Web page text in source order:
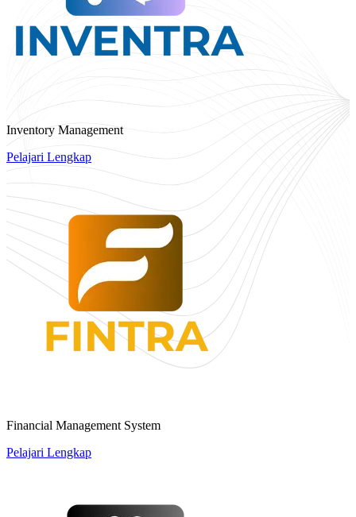
Inventory Management
Pelajari Lengkap
Financial Management System
Pelajari Lengkap